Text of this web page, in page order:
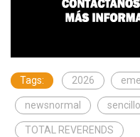
Tags: 2026
newsnormal sencillo
TOTAL REVERENDS